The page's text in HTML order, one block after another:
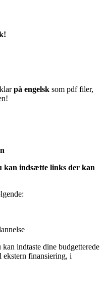
på engelsk som pdf filer,
kan indsætte links der kan
indtaste dine budgetterede
finansiering, i